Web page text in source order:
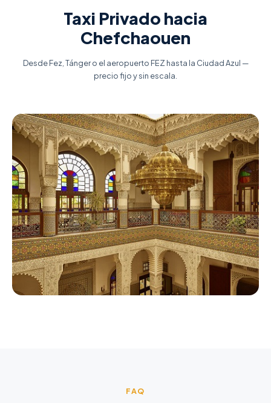
Taxi Privado hacia
Chefchaouen
Desde Fez, Tánger o el aeropuerto FEZ hasta la Ciudad Azul —
precio fijo y sin escala.
FAQ